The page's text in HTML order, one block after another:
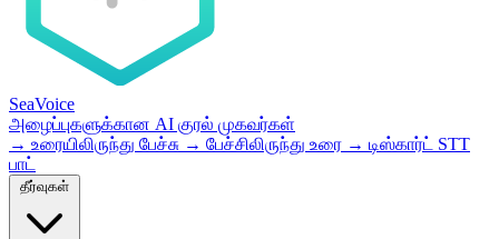
SeaVoice
அழைப்புகளுக்கான AI குரல் முகவர்கள்
→ உரையிலிருந்து பேச்சு → பேச்சிலிருந்து உரை → டிஸ்கார்ட் STT
பாட்